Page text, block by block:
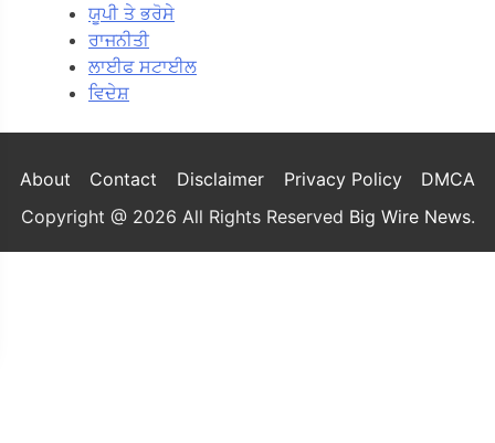
ਯੂਪੀ ਤੇ ਭਰੋਸੇ
ਰਾਜਨੀਤੀ
ਲਾਈਫ ਸਟਾਈਲ
ਵਿਦੇਸ਼
About Contact Disclaimer Privacy Policy
DMCA
Copyright @ 2026 All Rights Reserved Big Wire News.